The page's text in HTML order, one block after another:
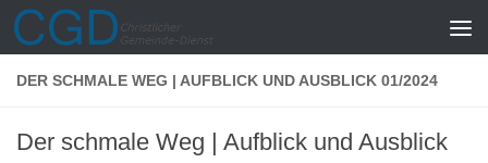
Zum Inhalt springen
DER SCHMALE WEG | AUFBLICK UND AUSBLICK 01/2024
Der schmale Weg | Aufblick und Ausblick